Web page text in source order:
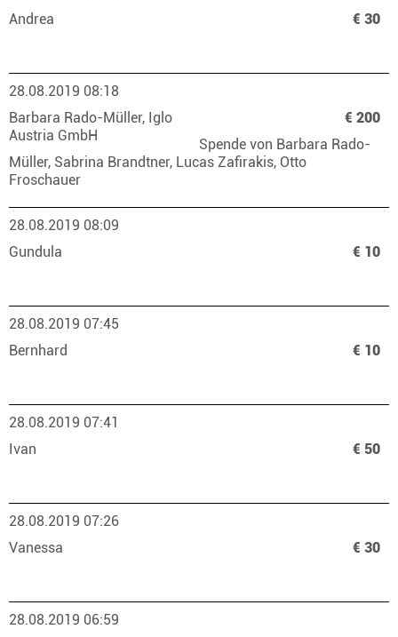
Andrea
€ 30
28.08.2019 08:18
Barbara Rado-Müller, Iglo
Austria GmbH
€ 200
Spende von Barbara Rado-
Müller, Sabrina Brandtner, Lucas Zafirakis, Otto
Froschauer
28.08.2019 08:09
Gundula
€ 10
28.08.2019 07:45
Bernhard
€ 10
28.08.2019 07:41
Ivan
€ 50
28.08.2019 07:26
Vanessa
€ 30
28.08.2019 06:59